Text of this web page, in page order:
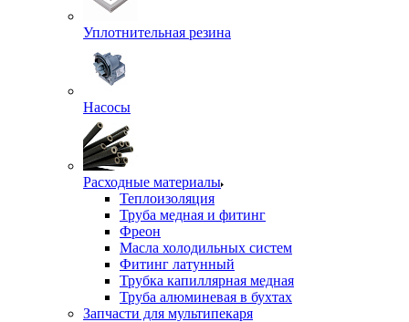
Уплотнительная резина
Насосы
Расходные материалы
Теплоизоляция
Труба медная и фитинг
Фреон
Масла холодильных систем
Фитинг латунный
Трубка капиллярная медная
Труба алюминевая в бухтах
Запчасти для мультипекаря